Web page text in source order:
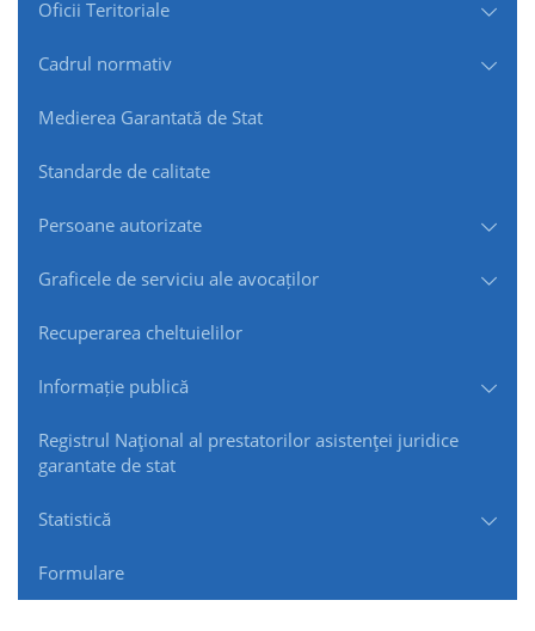
Oficii Teritoriale
Cadrul normativ
Medierea Garantată de Stat
Standarde de сalitate
Persoane autorizate
Graficele de serviciu ale avocaților
Recuperarea cheltuielilor
Informație publică
Registrul Naţional al prestatorilor asistenţei juridice
garantate de stat
Statistică
Formulare